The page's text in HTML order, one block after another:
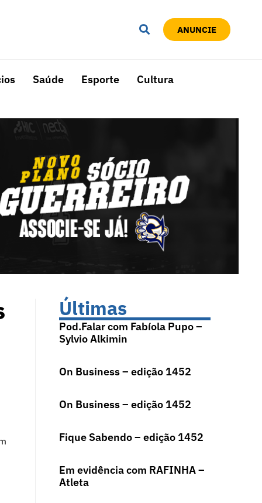
ANUNCIE
Saúde Esporte Cultura
Últimas
Pod.Falar com Fabíola Pupo –
Sylvio Alkimin
On Business – edição 1452
On Business – edição 1452
Fique Sabendo – edição 1452
Em evidência com RAFINHA –
Atleta